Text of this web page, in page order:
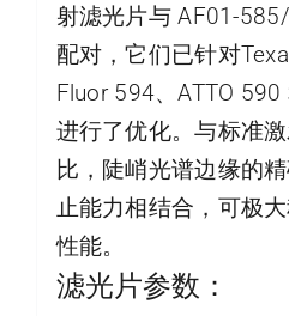
射滤光片与 AF01-
配对，它们已针对
Fluor 594、ATTO
进行了优化。与标准
比，陡峭光谱边缘的
止能力相结合，可极
性能。
滤光片参数：